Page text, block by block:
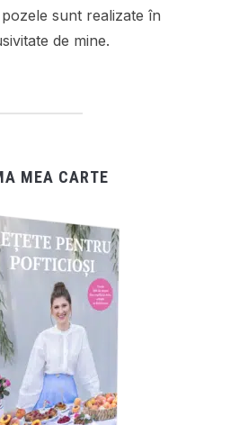
sunt realizate în
de mine.
MEA CARTE